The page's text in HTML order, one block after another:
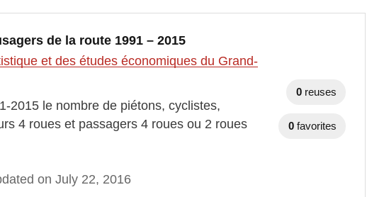
de la route 1991 – 2015
et des études économiques du Grand-
2015 le nombre de piétons, cyclistes,
4 roues et passagers 4 roues ou 2 roues
on July 22, 2016
0 reuses
0 favorites